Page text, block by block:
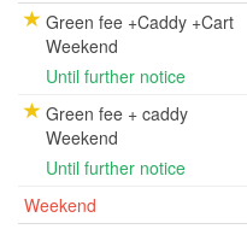
Green fee +Caddy +Cart
Weekend
Until further notice
Green fee + caddy
Weekend
Until further notice
Weekend